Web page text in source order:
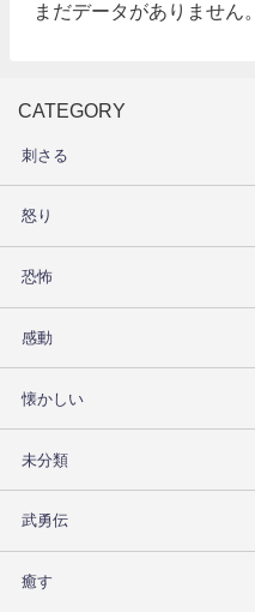
まだデータがありません。
CATEGORY
刺さる
怒り
恐怖
感動
懐かしい
未分類
武勇伝
癒す